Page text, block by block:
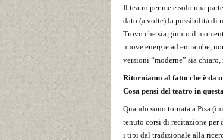
Il teatro per me è solo una
dato (a volte) la possibilità di
Trovo che sia giunto il
nuove energie ad entrambe,
versioni “moderne” sia
Ritorniamo al fatto che è da
Cosa pensi del teatro in
Quando sono tornata a Pisa
tenuto corsi di recitazione
i tipi dal tradizionale alla